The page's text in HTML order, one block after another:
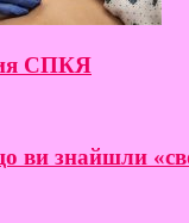
СПКЯ
ви знайшли